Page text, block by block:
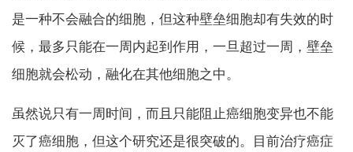
是一种不会融合的细胞，但这种壁垒细胞却有失效的时
候，最多只能在一周内起到作用，一旦超过一周，壁垒
细胞就会松动，融化在其他细胞之中。
虽然说只有一周时间，而且只能阻止癌细胞变异也不能
灭了癌细胞，但这个研究还是很突破的。目前治疗癌症